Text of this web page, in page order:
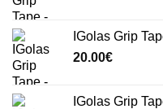
IGolas Grip
20.00€
IGolas Grip